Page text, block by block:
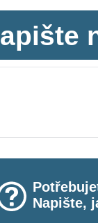
Napište,